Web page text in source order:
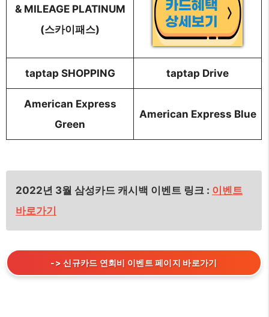
& MILEAGE PLATINUM
(스카이패스)
taptap SHOPPING taptap Drive
American Express
Green
American Express Blue
2022년 3월 삼성카드 캐시백 이벤트 링크 : 이벤트
바로가기
-> 신규카드 연회비 이벤트 페이지 바로가기